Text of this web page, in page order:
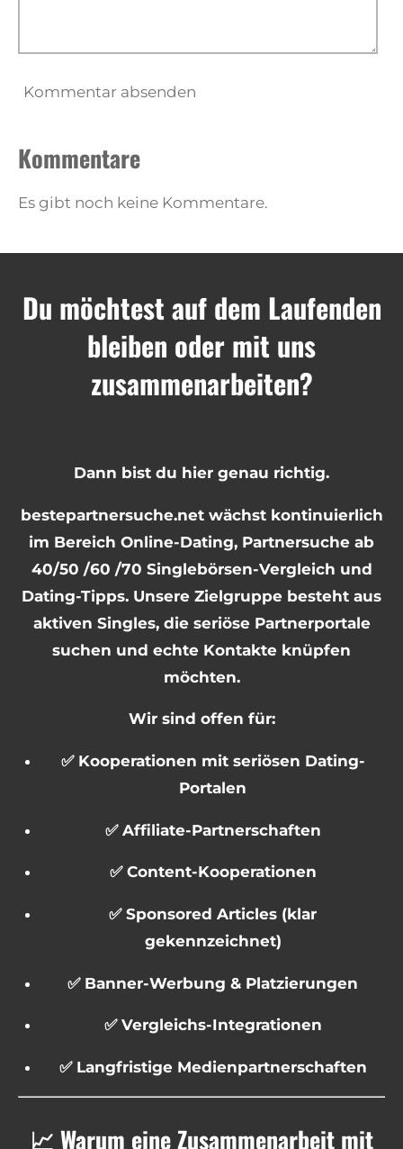
Kommentar absenden
Kommentare
Es gibt noch keine Kommentare.
Du möchtest auf dem Laufenden
bleiben oder mit uns
zusammenarbeiten?
Dann bist du hier genau richtig.
bestepartnersuche.net wächst kontinuierlich
im Bereich Online-Dating, Partnersuche ab
40/50 /60 /70 Singlebörsen-Vergleich und
Dating-Tipps. Unsere Zielgruppe besteht aus
aktiven Singles, die seriöse Partnerportale
suchen und echte Kontakte knüpfen
möchten.
Wir sind offen für:
✅ Kooperationen mit seriösen Dating-
Portalen
✅ Affiliate-Partnerschaften
✅ Content-Kooperationen
✅ Sponsored Articles (klar
gekennzeichnet)
✅ Banner-Werbung & Platzierungen
✅ Vergleichs-Integrationen
✅ Langfristige Medienpartnerschaften
📈 Warum eine Zusammenarbeit mit